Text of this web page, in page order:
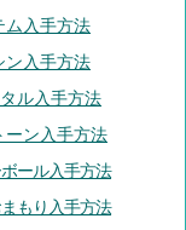
ム入手方法
ン入手方法
ル入手方法
ーン入手方法
ール入手方法
もり入手方法